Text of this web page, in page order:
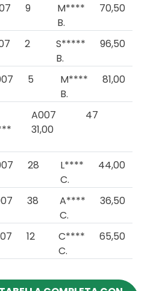
9
M****
B.
70,50
2
S*****
B.
96,50
5
M****
B.
81,00
A007
47
31,00
28
L****
C.
44,00
38
A****
C.
36,50
12
C****
C.
65,50